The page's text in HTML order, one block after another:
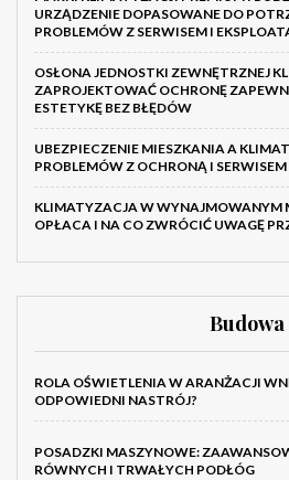
URZĄDZENIE DOPASOWANE DO
PROBLEMÓW Z SERWISEM I
OSŁONA JEDNOSTKI ZEWNĘTRZNEJ
ZAPROJEKTOWAĆ OCHRONĘ
ESTETYKĘ BEZ BŁĘDÓW
UBEZPIECZENIE MIESZKANIA A
PROBLEMÓW Z OCHRONĄ I
KLIMATYZACJA W WYNAJMOWANYM
OPŁACA I NA CO ZWRÓCIĆ UWAGĘ
Budowa
ROLA OŚWIETLENIA W ARANŻACJI
ODPOWIEDNI NASTRÓJ?
POSADZKI MASZYNOWE:
RÓWNYCH I TRWAŁYCH PODŁÓG